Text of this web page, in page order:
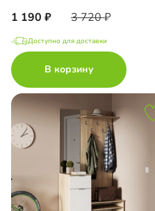
1 190 3 720
Доступно для доставки
В корзину